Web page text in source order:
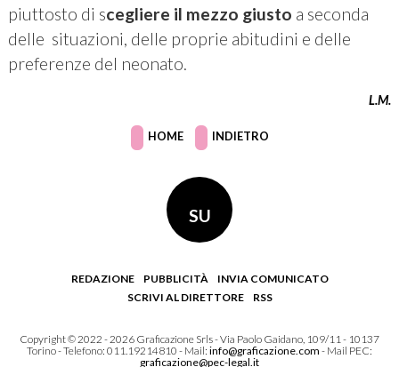
piuttosto di scegliere il mezzo giusto a seconda
delle situazioni, delle proprie abitudini e delle
preferenze del neonato.
L.M.
HOME INDIETRO
SU
REDAZIONE PUBBLICITÀ
INVIA COMUNICATO
SCRIVI AL DIRETTORE
RSS
Copyright © 2022 - 2026 Graficazione Srls - Via Paolo Gaidano, 109/11 - 10137
Torino - Telefono: 011.19214810 - Mail: info@graficazione.com - Mail PEC:
graficazione@pec-legal.it